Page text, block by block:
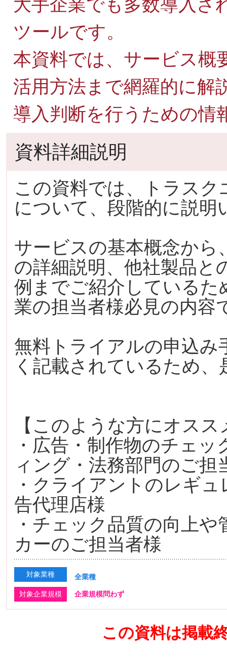
大手企業でも多数導入さ
ツールです。
本資料では、サービス概
活用方法まで網羅的に解
導入判断を行うための情
資料詳細説明
この資料では、トラス
について、段階的に説明
サービスの基本概念から
の詳細説明、他社製品と
例までご紹介しているた
業の担当者様必見の内容
無料トライアルの申込み
く記載されているため
【このような方にオスス
・広告・制作物のチェ
ィング・法務部門のご担
・クライアントのレギ
告代理店様
・チェック品質の向上
カーのご担当者様
対象業種 全業種
対象企業規模 企業規模問わず
この資料は掲載